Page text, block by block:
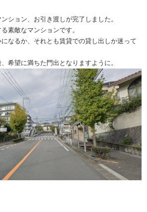
ション、お引き渡しが完了しました。
素敵なマンションです。
なるか、それとも賃貸での貸し出しか迷って
、希望に満ちた門出となりますように。